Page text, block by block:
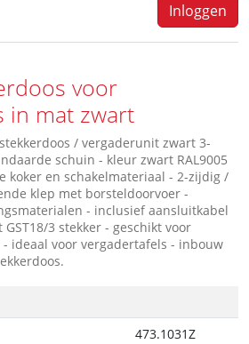
Inloggen
voor
in mat zwart
/ vergaderunit zwart 3-
schuin - kleur zwart RAL9005
koker en schakelmateriaal - 2-zijdig /
klep met borsteldoorvoer -
- inclusief aansluitkabel
3 stekker - geschikt voor
ideaal voor vergadertafels - inbouw
473.1031Z